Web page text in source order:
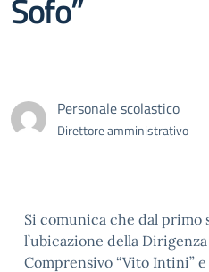
Personale scolastico
Direttore amministrativo
Si comunica che dal primo
l’ubicazione della
Comprensivo “Vito Intini”